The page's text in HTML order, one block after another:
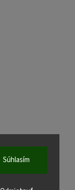
Súhlasím